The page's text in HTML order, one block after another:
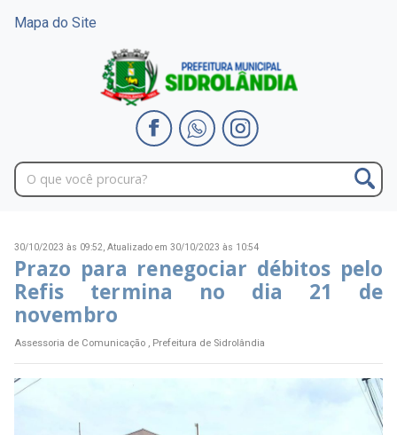
Mapa do Site
30/10/2023 às 09:52, Atualizado em 30/10/2023 às 10:54
Prazo para renegociar débitos pelo
Refis termina no dia 21 de
novembro
Assessoria de Comunicação , Prefeitura de Sidrolândia